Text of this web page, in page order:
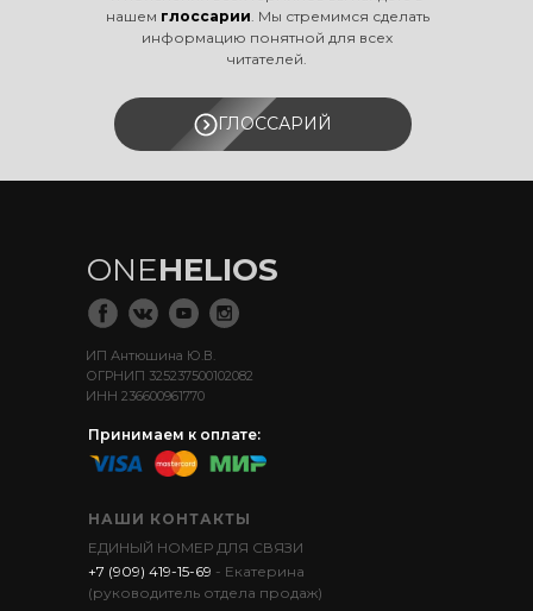
нашем глоссарии. Мы стремимся сделать
информацию понятной для всех
читателей.
ГЛОССАРИЙ
ЕДИНЫЙ НОМЕР ДЛЯ СВЯЗИ
+7 (909) 419-15-69 - Екатерина
(руководитель отдела продаж)
НАШИ КОНТАКТЫ
ИП Антюшина Ю.В.
ОГРНИП 325237500102082
ИНН 236600961770
Принимаем к оплате:
ONEHELIOS